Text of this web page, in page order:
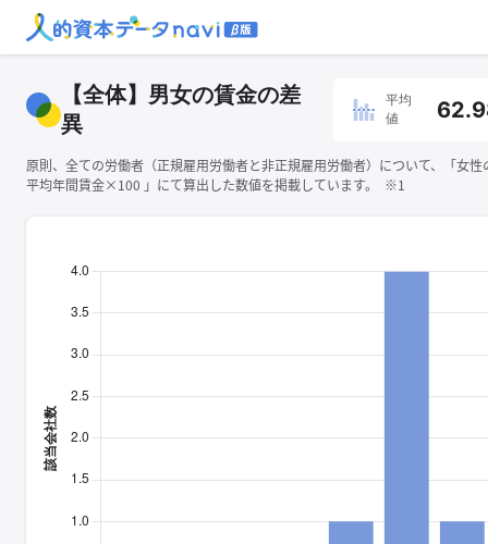
【全体】男女の賃金の差
異
平均
値
原則、全ての労働者（正規雇用労働者と非正規雇用労働者）について、「女
平均年間賃金×100 」にて算出した数値を掲載しています。 ※1